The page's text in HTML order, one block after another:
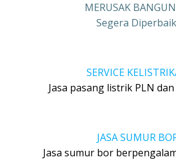
MERUSAK
Segera
SERVICE
Jasa pasang listrik PLN
JASA SUMUR
Jasa sumur bor